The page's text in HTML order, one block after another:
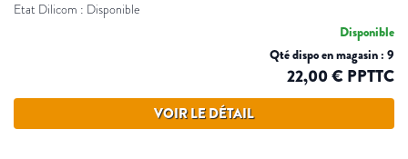
Etat Dilicom : Disponible
Disponible
Qté dispo en magasin : 9
22,00 € PPTTC
VOIR LE DÉTAIL